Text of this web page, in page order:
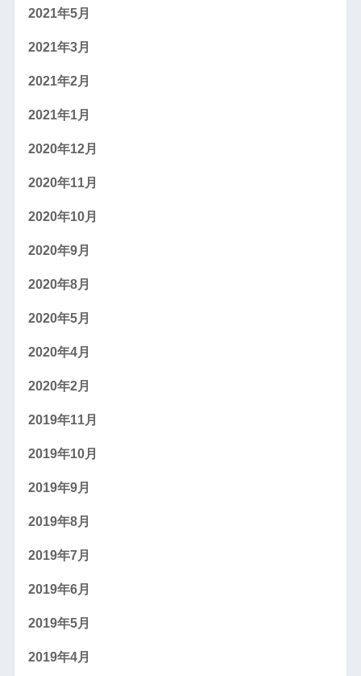
2021年5月
2021年3月
2021年2月
2021年1月
2020年12月
2020年11月
2020年10月
2020年9月
2020年8月
2020年5月
2020年4月
2020年2月
2019年11月
2019年10月
2019年9月
2019年8月
2019年7月
2019年6月
2019年5月
2019年4月